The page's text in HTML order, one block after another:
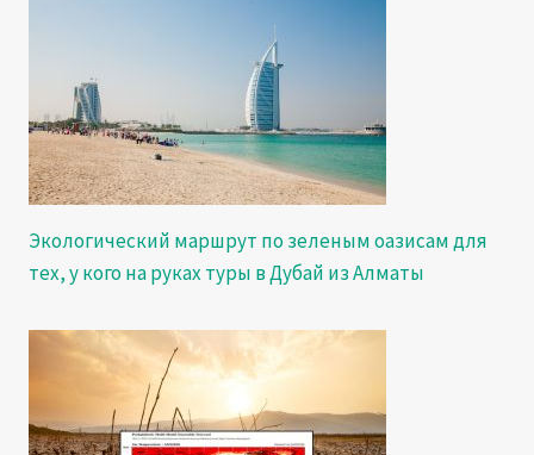
Экологический маршрут по зеленым оазисам для
тех, у кого на руках туры в Дубай из Алматы